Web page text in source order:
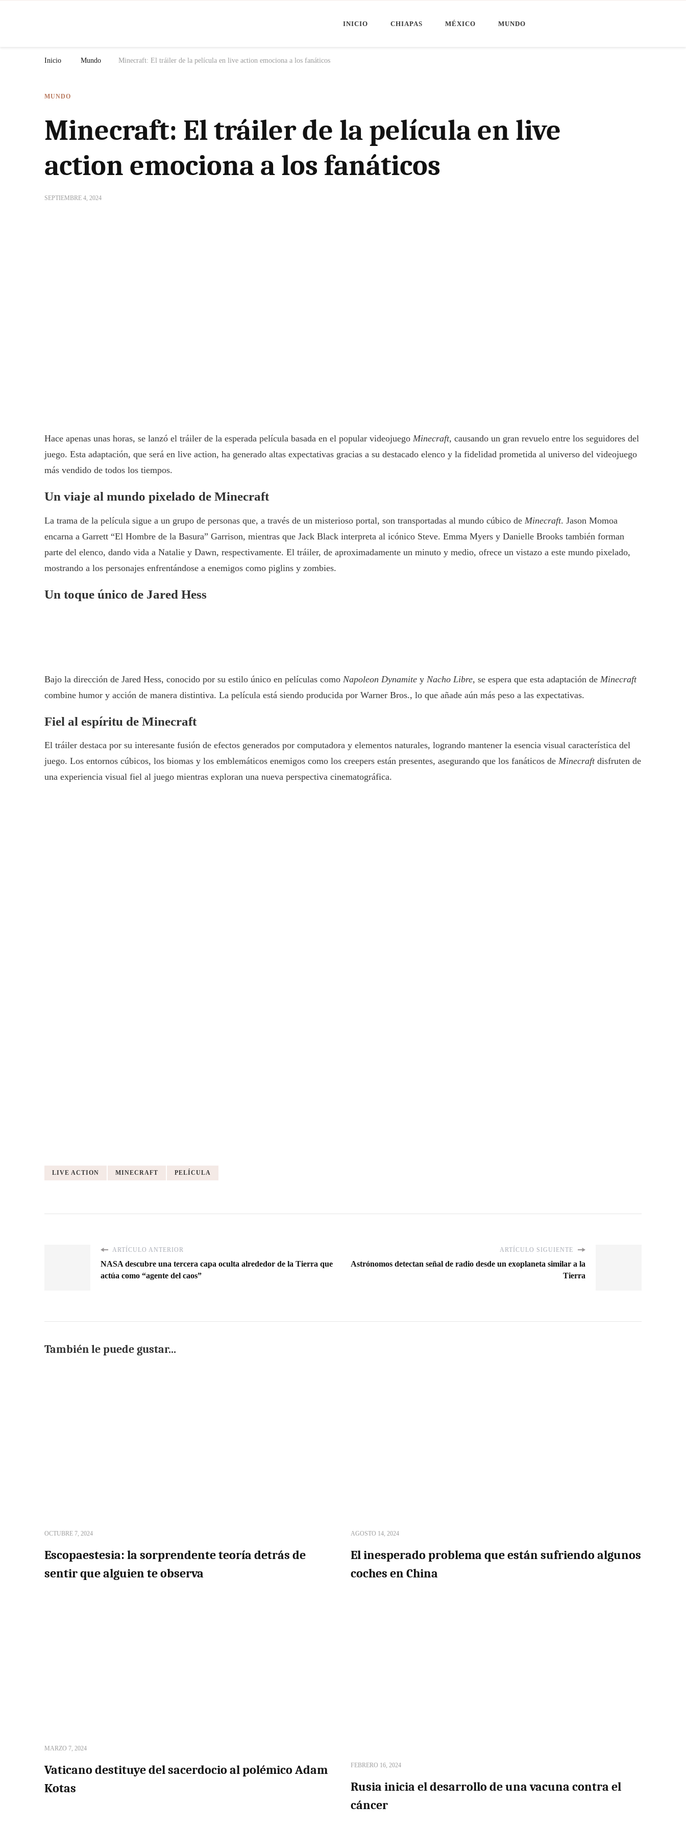
INICIO CHIAPAS MÉXICO MUNDO
Inicio Mundo Minecraft: El tráiler de la película en live action emociona a los fanáticos
MUNDO
Minecraft: El tráiler de la película en live
action emociona a los fanáticos
SEPTIEMBRE 4, 2024
Hace apenas unas horas, se lanzó el tráiler de la esperada película basada en el popular videojuego Minecraft, causando un gran revuelo entre los seguidores del
juego. Esta adaptación, que será en live action, ha generado altas expectativas gracias a su destacado elenco y la fidelidad prometida al universo del videojuego
más vendido de todos los tiempos.
Un viaje al mundo pixelado de Minecraft
La trama de la película sigue a un grupo de personas que, a través de un misterioso portal, son transportadas al mundo cúbico de Minecraft. Jason Momoa
encarna a Garrett “El Hombre de la Basura” Garrison, mientras que Jack Black interpreta al icónico Steve. Emma Myers y Danielle Brooks también forman
parte del elenco, dando vida a Natalie y Dawn, respectivamente. El tráiler, de aproximadamente un minuto y medio, ofrece un vistazo a este mundo pixelado,
mostrando a los personajes enfrentándose a enemigos como piglins y zombies.
Un toque único de Jared Hess
Bajo la dirección de Jared Hess, conocido por su estilo único en películas como Napoleon Dynamite y Nacho Libre, se espera que esta adaptación de Minecraft
combine humor y acción de manera distintiva. La película está siendo producida por Warner Bros., lo que añade aún más peso a las expectativas.
Fiel al espíritu de Minecraft
El tráiler destaca por su interesante fusión de efectos generados por computadora y elementos naturales, logrando mantener la esencia visual característica del
juego. Los entornos cúbicos, los biomas y los emblemáticos enemigos como los creepers están presentes, asegurando que los fanáticos de Minecraftdisfruten de
una experiencia visual fiel al juego mientras exploran una nueva perspectiva cinematográfica.
LIVE ACTION MINECRAFT PELÍCULA
ARTÍCULO ANTERIOR
NASA descubre una tercera capa oculta alrededor de la Tierra que
actúa como “agente del caos”
ARTÍCULO SIGUIENTE
Astrónomos detectan señal de radio desde un exoplaneta similar a la
Tierra
También le puede gustar...
OCTUBRE 7, 2024
Escopaestesia: la sorprendente teoría detrás de
sentir que alguien te observa
AGOSTO 14, 2024
El inesperado problema que están sufriendo algunos
coches en China
MARZO 7, 2024
Vaticano destituye del sacerdocio al polémico Adam
Kotas
FEBRERO 16, 2024
Rusia inicia el desarrollo de una vacuna contra el
cáncer